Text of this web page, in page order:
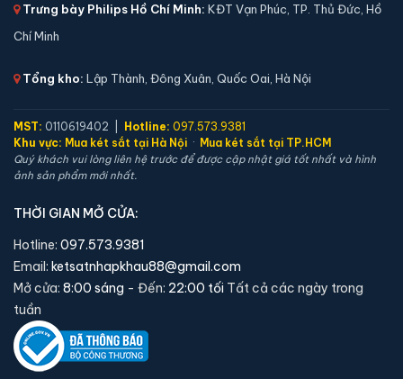
Xem chi tiết →
Két sắt mini Liberty LB45S vân tay điện tử chính
hãng
📐 Kích thước:45 x 38 x 33 cm
⚖️ Trọng lượng:
Trưng bày Philips Hồ Chí Minh: KĐT Vạn Phúc, TP. Thủ Đức, Hồ
Chí Minh
Tổng kho: Lập Thành, Đông Xuân, Quốc Oai, Hà Nội
MST: 0110619402 | Hotline: 097.573.9381
Khu vực: Mua két sắt tại Hà Nội · Mua két sắt tại TP.HCM
Quý khách vui lòng liên hệ trước để được cập nhật giá tốt nhất và hình
ảnh sản phẩm mới nhất.
THỜI GIAN MỞ CỬA:
Hotline: 097.573.9381
Email: ketsatnhapkhau88@gmail.com
Mở cửa: 8:00 sáng - Đến: 22:00 tối Tất cả các ngày trong
tuần